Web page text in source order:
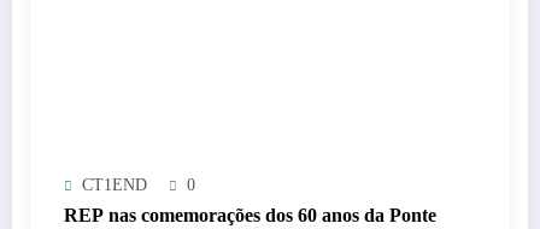
CT1END 0
REP nas comemorações dos 60 anos da Ponte